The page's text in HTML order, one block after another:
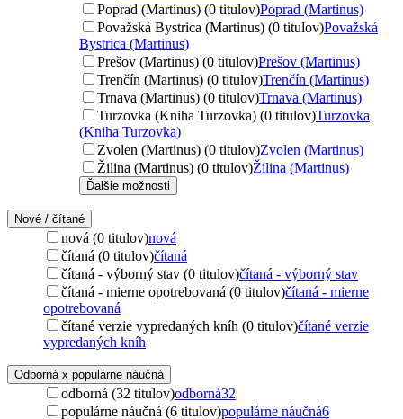
Poprad (Martinus) (0 titulov)Poprad (Martinus)
Považská Bystrica (Martinus) (0 titulov)Považská
Bystrica (Martinus)
Prešov (Martinus) (0 titulov)Prešov (Martinus)
Trenčín (Martinus) (0 titulov)Trenčín (Martinus)
Trnava (Martinus) (0 titulov)Trnava (Martinus)
Turzovka (Kniha Turzovka) (0 titulov)Turzovka
(Kniha Turzovka)
Zvolen (Martinus) (0 titulov)Zvolen (Martinus)
Žilina (Martinus) (0 titulov)Žilina (Martinus)
Ďalšie možnosti
Nové / čítané
nová (0 titulov)nová
čítaná (0 titulov)čítaná
čítaná - výborný stav (0 titulov)čítaná - výborný stav
čítaná - mierne opotrebovaná (0 titulov)čítaná - mierne
opotrebovaná
čítané verzie vypredaných kníh (0 titulov)čítané verzie
vypredaných kníh
Odborná x populárne náučná
odborná (32 titulov)odborná32
populárne náučná (6 titulov)populárne náučná6